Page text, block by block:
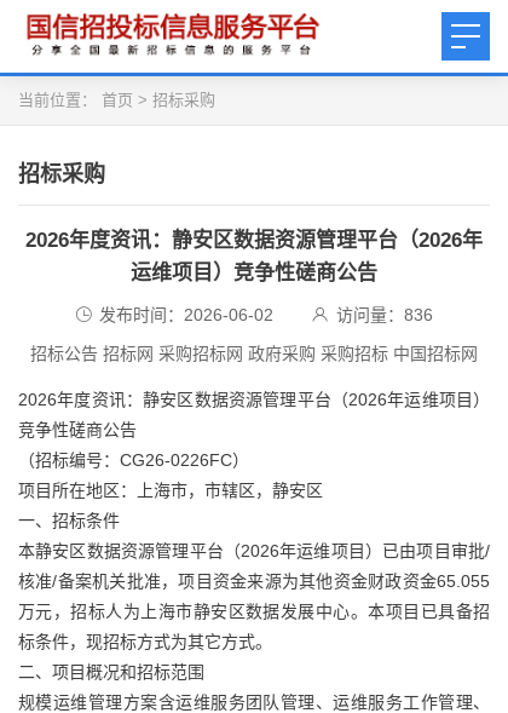
当前位置： 首页 > 招标采购
招标采购
2026年度资讯：静安区数据资源管理平台（2026年
运维项目）竞争性磋商公告
发布时间：2026-06-02 访问量： 836
招标公告 招标网 采购招标网 政府采购 采购招标 中国招标网
2026年度资讯：静安区数据资源管理平台（2026年运维项目）
竞争性磋商公告
（招标编号：CG26-0226FC）
项目所在地区：上海市，市辖区，静安区
一、招标条件
本静安区数据资源管理平台（2026年运维项目）已由项目审批/
核准/备案机关批准，项目资金来源为其他资金财政资金65.055
万元，招标人为上海市静安区数据发展中心。本项目已具备招
标条件，现招标方式为其它方式。
二、项目概况和招标范围
规模运维管理方案含运维服务团队管理、运维服务工作管理、